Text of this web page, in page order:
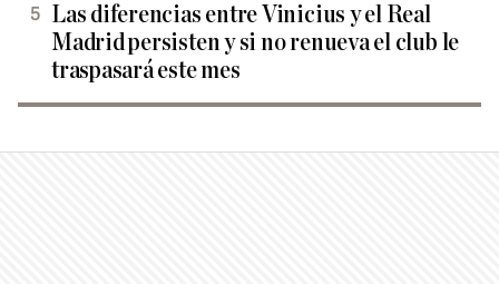
Las diferencias entre Vinicius y el Real
Madrid persisten y si no renueva el club le
traspasará este mes